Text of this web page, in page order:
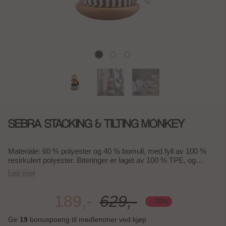
SEBRA STACKING & TILTING MONKEY
Materiale: 60 % polyester og 40 % bomull, med fyll av 100 %
resirkulert polyester. Biteringer er laget av 100 % TPE, og
holderen er i 100 % bøketre. Mål: H 24 x L 13 x B 13 cm En
morsom og allsidig leke som kombinerer stabletårn og
Sebras Wildlife-tema, og består av seks deler som kan brukes
hver for seg eller settes sammen til et fargerikt stabletårn.
nysgjerrighet gjennom lek.
Les mer
189,- 629,- - 70%
Gir 19 bonuspoeng til medlemmer ved kjøp